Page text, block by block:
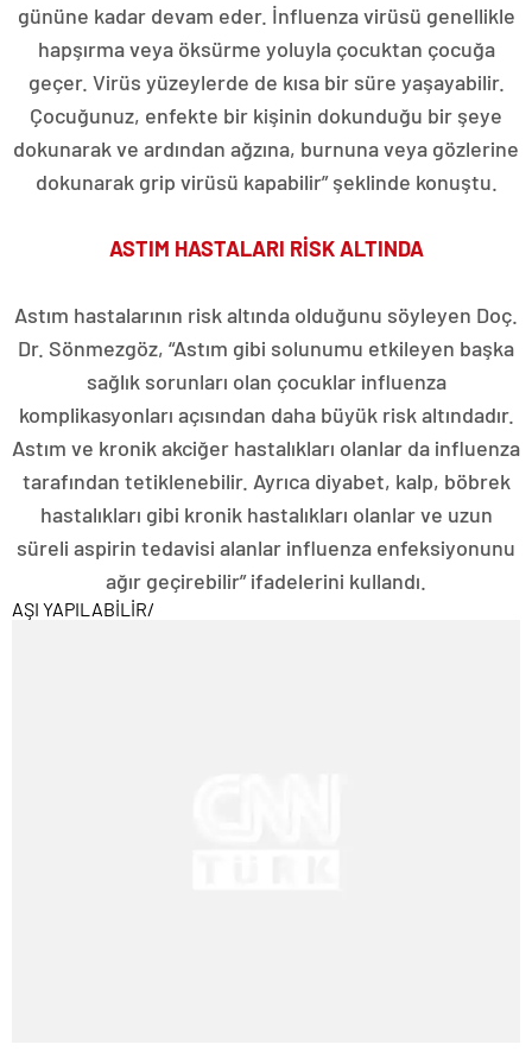
gününe kadar devam eder. İnfluenza virüsü genellikle
hapşırma veya öksürme yoluyla çocuktan çocuğa
geçer. Virüs yüzeylerde de kısa bir süre yaşayabilir.
Çocuğunuz, enfekte bir kişinin dokunduğu bir şeye
dokunarak ve ardından ağzına, burnuna veya gözlerine
dokunarak grip virüsü kapabilir” şeklinde konuştu.
ASTIM HASTALARI RİSK ALTINDA
Astım hastalarının risk altında olduğunu söyleyen Doç.
Dr. Sönmezgöz, “Astım gibi solunumu etkileyen başka
sağlık sorunları olan çocuklar influenza
komplikasyonları açısından daha büyük risk altındadır.
Astım ve kronik akciğer hastalıkları olanlar da influenza
tarafından tetiklenebilir. Ayrıca diyabet, kalp, böbrek
hastalıkları gibi kronik hastalıkları olanlar ve uzun
süreli aspirin tedavisi alanlar influenza enfeksiyonunu
ağır geçirebilir” ifadelerini kullandı.
AŞI YAPILABİLİR/